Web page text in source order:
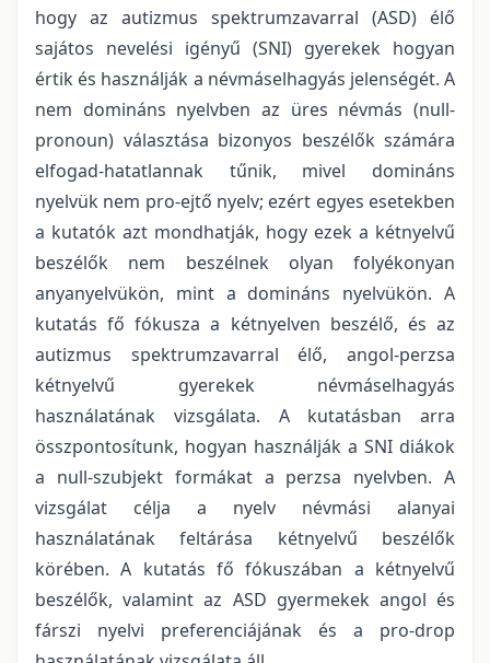
hogy az autizmus spektrumzavarral (ASD) élő
sajátos nevelési igényű (SNI) gyerekek hogyan
értik és használják a névmáselhagyás jelenségét. A
nem domináns nyelvben az üres névmás (null-
pronoun) választása bizonyos beszélők számára
elfogad-hatatlannak tűnik, mivel domináns
nyelvük nem pro-ejtő nyelv; ezért egyes esetekben
a kutatók azt mondhatják, hogy ezek a kétnyelvű
beszélők nem beszélnek olyan folyékonyan
anyanyelvükön, mint a domináns nyelvükön. A
kutatás fő fókusza a kétnyelven beszélő, és az
autizmus spektrumzavarral élő, angol-perzsa
kétnyelvű gyerekek névmáselhagyás
használatának vizsgálata. A kutatásban arra
összpontosítunk, hogyan használják a SNI diákok
a null-szubjekt formákat a perzsa nyelvben. A
vizsgálat célja a nyelv névmási alanyai
használatának feltárása kétnyelvű beszélők
körében. A kutatás fő fókuszában a kétnyelvű
beszélők, valamint az ASD gyermekek angol és
fárszi nyelvi preferenciájának és a pro-drop